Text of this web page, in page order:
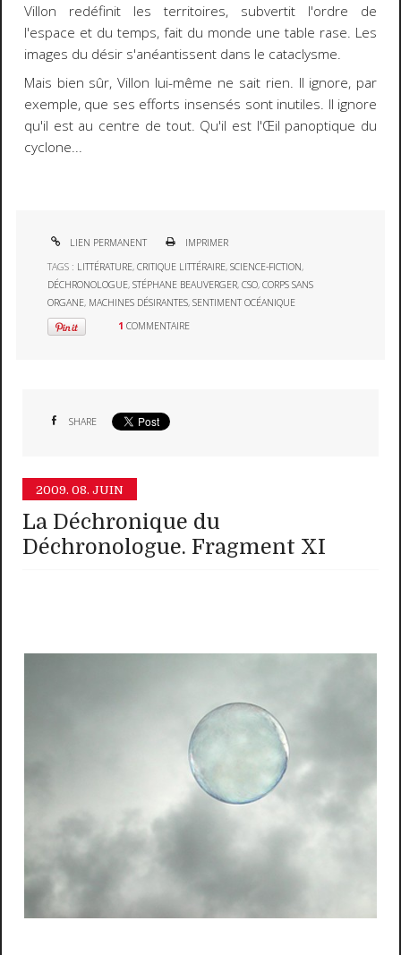
Villon redéfinit les territoires, subvertit l'ordre de
l'espace et du temps, fait du monde une table rase. Les
images du désir s'anéantissent dans le cataclysme.
Mais bien sûr, Villon lui-même ne sait rien. Il ignore, par
exemple, que ses efforts insensés sont inutiles. Il ignore
qu'il est au centre de tout. Qu'il est l'Œil panoptique du
cyclone...
LIEN PERMANENT
IMPRIMER
TAGS : LITTÉRATURE,CRITIQUE LITTÉRAIRE,SCIENCE-FICTION,
DÉCHRONOLOGUE,STÉPHANE BEAUVERGER,CSO,CORPS SANS
ORGANE, MACHINES DÉSIRANTES,SENTIMENT OCÉANIQUE
1 COMMENTAIRE
SHARE
2009. 08. JUIN
La Déchronique du
Déchronologue. Fragment XI